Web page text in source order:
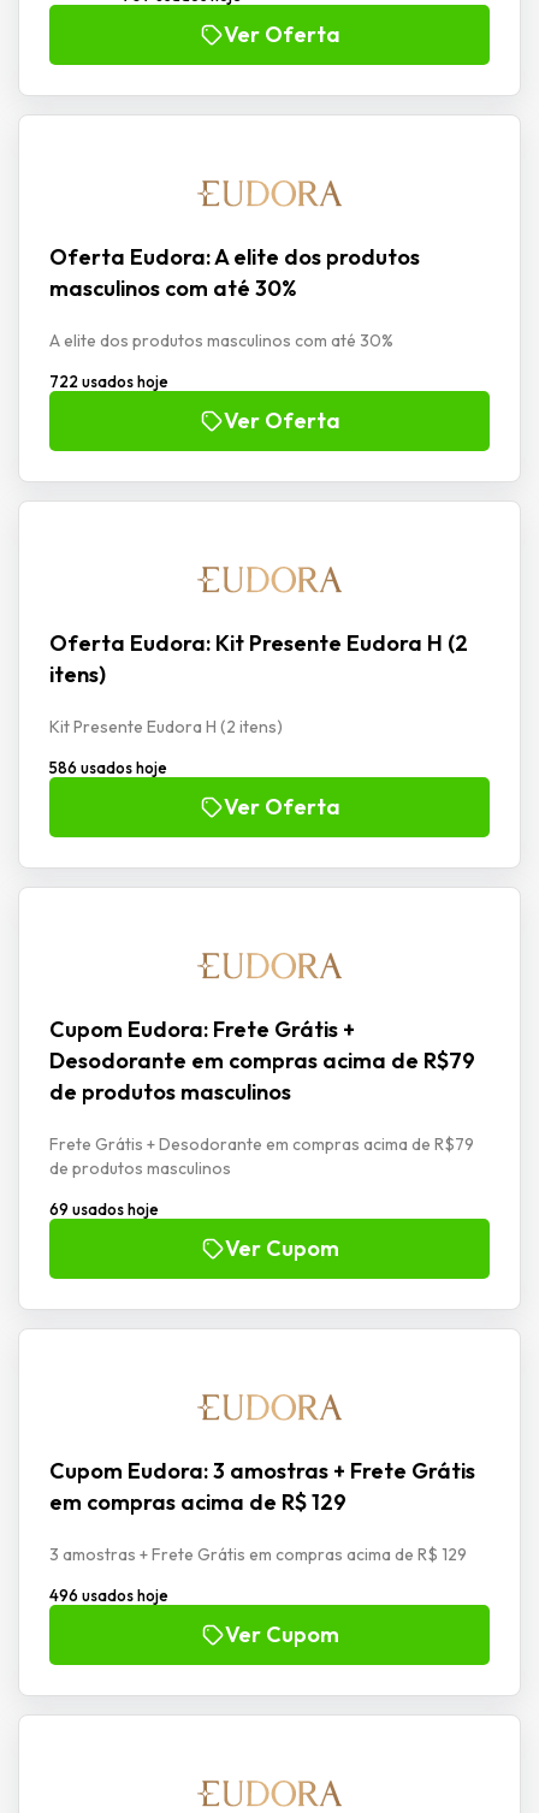
Ver Oferta
Oferta Eudora: A elite dos produtos
masculinos com até 30%
A elite dos produtos masculinos com até 30%
722 usados hoje
Ver Oferta
Oferta Eudora: Kit Presente Eudora H (2
itens)
Kit Presente Eudora H (2 itens)
586 usados hoje
Ver Oferta
Cupom Eudora: Frete Grátis +
Desodorante em compras acima de R$79
de produtos masculinos
Frete Grátis + Desodorante em compras acima de R$79
de produtos masculinos
69 usados hoje
Ver Cupom
Cupom Eudora: 3 amostras + Frete Grátis
em compras acima de R$ 129
3 amostras + Frete Grátis em compras acima de R$ 129
496 usados hoje
Ver Cupom